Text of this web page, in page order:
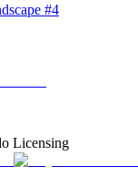
#4
Licensing